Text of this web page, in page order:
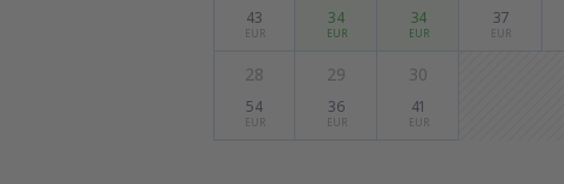
43
EUR
34
EUR
34
EUR
37
EUR
28
54
EUR
29
36
EUR
30
41
EUR